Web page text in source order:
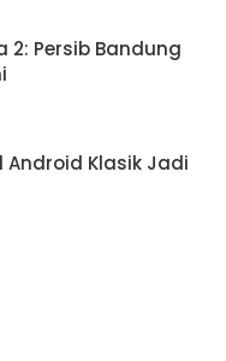
2: Persib Bandung
Android Klasik Jadi